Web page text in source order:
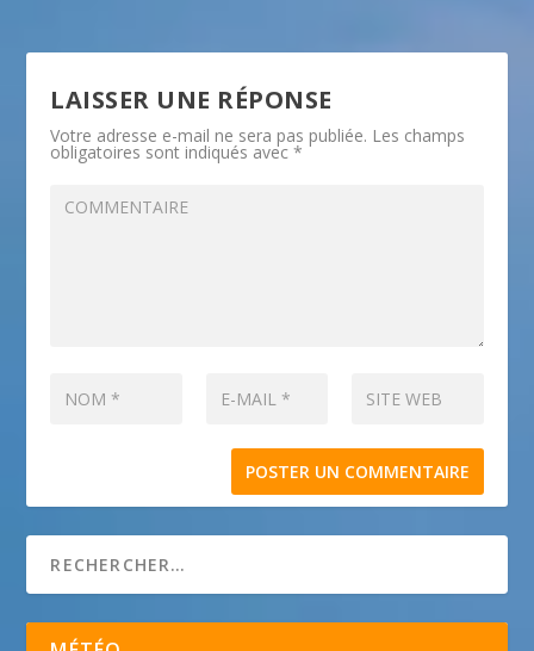
LAISSER UNE RÉPONSE
Votre adresse e-mail ne sera pas publiée. Les champs
obligatoires sont indiqués avec*